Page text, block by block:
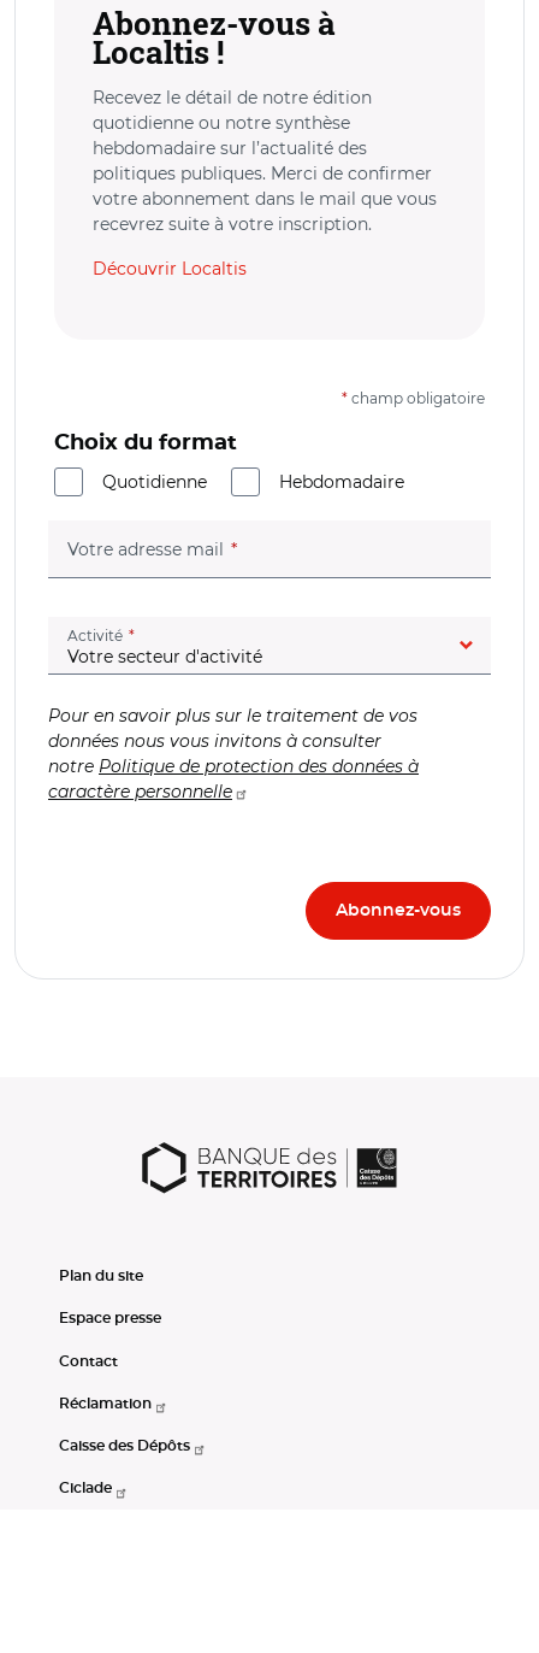
Abonnez-vous à
Localtis !
Recevez le détail de notre édition
quotidienne ou notre synthèse
hebdomadaire sur l’actualité des
politiques publiques. Merci de confirmer
votre abonnement dans le mail que vous
recevrez suite à votre inscription.
Découvrir Localtis
* champ obligatoire
Choix du format
Quotidienne
Hebdomadaire
Votre adresse mail (champ obligatoire)
Activité (champ obligatoire)
Pour en savoir plus sur le traitement de vos
données nous vous invitons à consulter
notre Politique de protection des données à
caractère personnelle
Plan du site
Espace presse
Contact
Réclamation
Caisse des Dépôts
Ciclade